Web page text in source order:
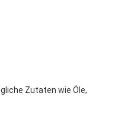
Zutaten wie Öle,